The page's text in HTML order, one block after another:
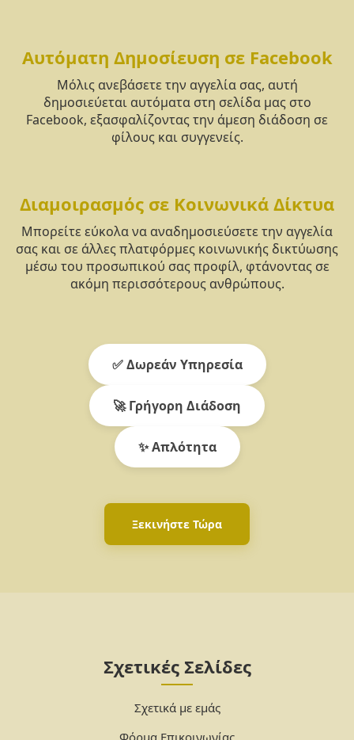
Αυτόματη Δημοσίευση σε Facebook
Μόλις ανεβάσετε την αγγελία σας, αυτή
δημοσιεύεται αυτόματα στη σελίδα μας στο
Facebook, εξασφαλίζοντας την άμεση διάδοση σε
φίλους και συγγενείς.
Διαμοιρασμός σε Κοινωνικά Δίκτυα
Μπορείτε εύκολα να αναδημοσιεύσετε την αγγελία
σας και σε άλλες πλατφόρμες κοινωνικής δικτύωσης
μέσω του προσωπικού σας προφίλ, φτάνοντας σε
ακόμη περισσότερους ανθρώπους.
✅ Δωρεάν Υπηρεσία
🚀 Γρήγορη Διάδοση
✨ Απλότητα
Ξεκινήστε Τώρα
Σχετικές Σελίδες
Σχετικά με εμάς
Φόρμα Επικοινωνίας